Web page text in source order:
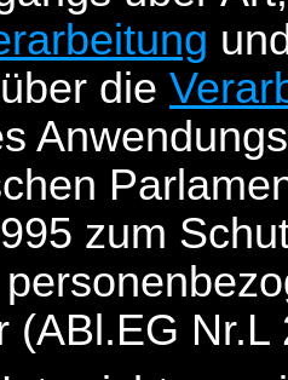
die
zum
(ABl.EG